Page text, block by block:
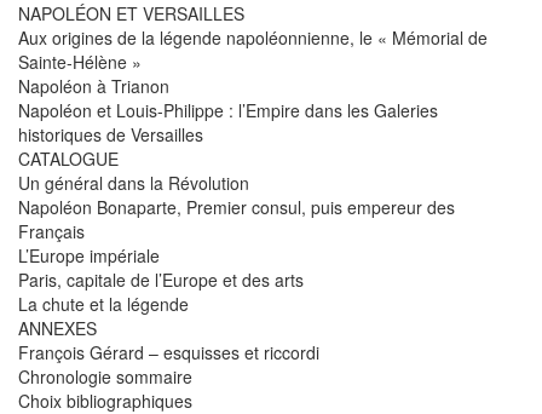
NAPOLÉON ET VERSAILLES
Aux origines de la légende napoléonnienne, le « Mémorial de
Sainte-Hélène »
Napoléon à Trianon
Napoléon et Louis-Philippe : l’Empire dans les Galeries
historiques de Versailles
CATALOGUE
Un général dans la Révolution
Napoléon Bonaparte, Premier consul, puis empereur des
Français
L’Europe impériale
Paris, capitale de l’Europe et des arts
La chute et la légende
ANNEXES
François Gérard – esquisses et riccordi
Chronologie sommaire
Choix bibliographiques